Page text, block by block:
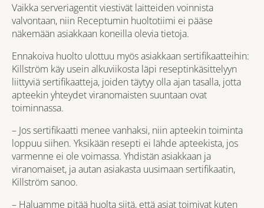
Vaikka serveriagentit viestivät laitteiden voinnista
valvontaan, niin Receptumin huoltotiimi ei pääse
näkemään asiakkaan koneilla olevia tietoja.
Ennakoiva huolto ulottuu myös asiakkaan sertifikaatteihin:
Killström käy usein alkuviikosta läpi reseptinkäsittelyyn
liittyviä sertifikaatteja, joiden täytyy olla ajan tasalla, jotta
apteekin yhteydet viranomaisten suuntaan ovat
toiminnassa.
– Jos sertifikaatti menee vanhaksi, niin apteekin toiminta
loppuu siihen. Yksikään resepti ei lähde apteekista, jos
varmenne ei ole voimassa. Yhdistän asiakkaan ja
viranomaiset, ja autan asiakasta uusimaan sertifikaatin,
Killström sanoo.
– Haluamme pitää huolta siitä, että asiat toimivat kuten